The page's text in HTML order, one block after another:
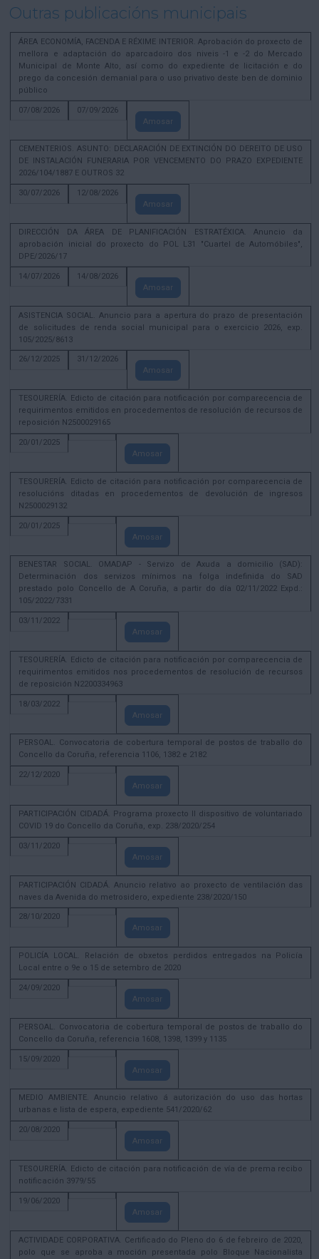
Outras publicacións municipais
ÁREA ECONOMÍA, FACENDA E RÉXIME INTERIOR. Aprobación do proxecto de
mellora e adaptación do aparcadoiro dos niveis -1 e -2 do Mercado
Municipal de Monte Alto, así como do expediente de licitación e do
prego da concesión demanial para o uso privativo deste ben de dominio
público
07/08/2026
07/09/2026
Amosar
CEMENTERIOS. ASUNTO: DECLARACIÓN DE EXTINCIÓN DO DEREITO DE USO
DE INSTALACIÓN FUNERARIA POR VENCEMENTO DO PRAZO EXPEDIENTE
2026/104/1887 E OUTROS 32
30/07/2026
12/08/2026
Amosar
DIRECCIÓN DA ÁREA DE PLANIFICACIÓN ESTRATÉXICA. Anuncio da
aprobación inicial do proxecto do POL L31 "Cuartel de Automóbiles",
DPE/2026/17
14/07/2026
14/08/2026
Amosar
ASISTENCIA SOCIAL. Anuncio para a apertura do prazo de presentación
de solicitudes de renda social municipal para o exercicio 2026, exp.
105/2025/8613
26/12/2025
31/12/2026
Amosar
TESOURERÍA. Edicto de citación para notificación por comparecencia de
requirimentos emitidos en procedementos de resolución de recursos de
reposición N2500029165
20/01/2025
Amosar
TESOURERÍA. Edicto de citación para notificación por comparecencia de
resolucións ditadas en procedementos de devolución de ingresos
N2500029132
20/01/2025
Amosar
BENESTAR SOCIAL. OMADAP - Servizo de Axuda a domicilio (SAD):
Determinación dos servizos mínimos na folga indefinida do SAD
prestado polo Concello de A Coruña, a partir do día 02/11/2022 Expd.:
105/2022/7331
03/11/2022
Amosar
TESOURERÍA. Edicto de citación para notificación por comparecencia de
requirimentos emitidos nos procedementos de resolución de recursos
de reposición N2200334963
18/03/2022
Amosar
PERSOAL. Convocatoria de cobertura temporal de postos de traballo do
Concello da Coruña, referencia 1106, 1382 e 2182
22/12/2020
Amosar
PARTICIPACIÓN CIDADÁ. Programa proxecto II dispositivo de voluntariado
COVID 19 do Concello da Coruña, exp. 238/2020/254
03/11/2020
Amosar
PARTICIPACIÓN CIDADÁ. Anuncio relativo ao proxecto de ventilación das
naves da Avenida do metrosidero, expediente 238/2020/150
28/10/2020
Amosar
POLICÍA LOCAL. Relación de obxetos perdidos entregados na Policía
Local entre o 9e o 15 de setembro de 2020
24/09/2020
Amosar
PERSOAL. Convocatoria de cobertura temporal de postos de traballo do
Concello da Coruña, referencia 1608, 1398, 1399 y 1135
15/09/2020
Amosar
MEDIO AMBIENTE. Anuncio relativo á autorización do uso das hortas
urbanas e lista de espera, expediente 541/2020/62
20/08/2020
Amosar
TESOURERÍA. Edicto de citación para notificación de vía de prema recibo
notificación 3979/55
19/06/2020
Amosar
ACTIVIDADE CORPORATIVA. Certificado do Pleno do 6 de febreiro de 2020,
polo que se aproba a moción presentada polo Bloque Nacionalista